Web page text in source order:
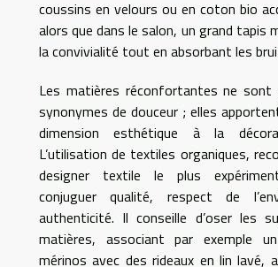
coussins en velours ou en coton bio
alors que dans le salon, un grand tapis
la convivialité tout en absorbant les
Les matières réconfortantes ne sont
synonymes de douceur ; elles
dimension esthétique à la
L’utilisation de textiles organiques,
designer textile le plus
conjuguer qualité, respect de
authenticité. Il conseille d’oser les
matières, associant par exemple
mérinos avec des rideaux en lin lavé,